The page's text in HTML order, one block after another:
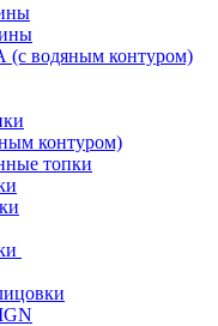
водяным контуром)
контуром)
топки